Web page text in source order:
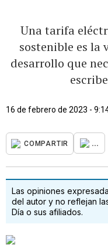
Una tarifa
sostenible es la
desarrollo que
16 de febrero de 2023 -
COMPARTIR ...
Las opiniones
del autor y no reflejan
Día o sus afiliados.